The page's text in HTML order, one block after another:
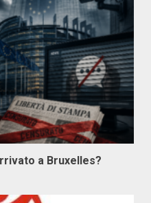
a Bruxelles?